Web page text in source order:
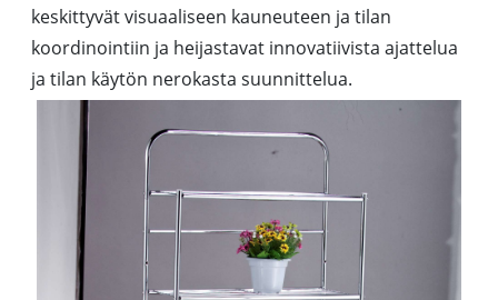
keskittyvät visuaaliseen kauneuteen ja tilan
koordinointiin ja heijastavat innovatiivista ajattelua
ja tilan käytön nerokasta suunnittelua.